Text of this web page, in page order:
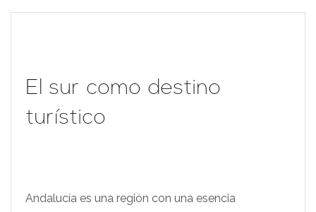
El sur como destino
turístico
Andalucía es una región con una esencia